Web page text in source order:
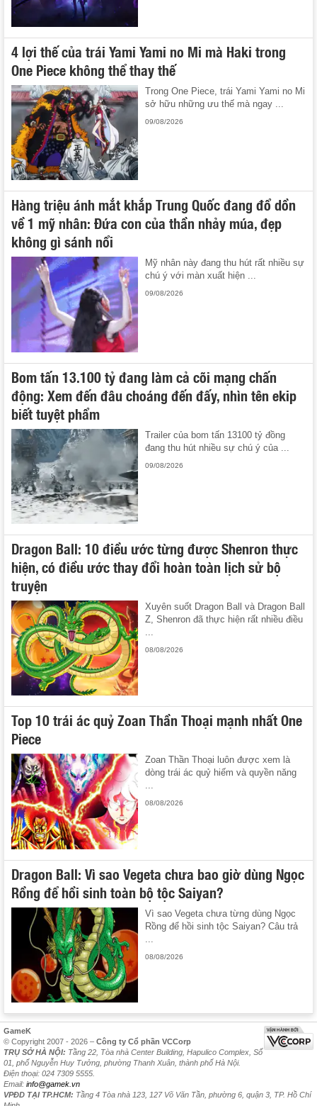
4 lợi thế của trái Yami Yami no Mi mà Haki trong
One Piece không thể thay thế
Trong One Piece, trái Yami Yami no Mi
sở hữu những ưu thế mà ngay ...
09/08/2026
Hàng triệu ánh mắt khắp Trung Quốc đang đổ dồn
về 1 mỹ nhân: Đứa con của thần nhảy múa, đẹp
không gì sánh nổi
Mỹ nhân này đang thu hút rất nhiều sự
chú ý với màn xuất hiện ...
09/08/2026
Bom tấn 13.100 tỷ đang làm cả cõi mạng chấn
động: Xem đến đâu choáng đến đấy, nhìn tên ekip
biết tuyệt phẩm
Trailer của bom tấn 13100 tỷ đồng
đang thu hút nhiều sự chú ý của ...
09/08/2026
Dragon Ball: 10 điều ước từng được Shenron thực
hiện, có điều ước thay đổi hoàn toàn lịch sử bộ
truyện
Xuyên suốt Dragon Ball và Dragon Ball
Z, Shenron đã thực hiện rất nhiều điều
08/08/2026
Top 10 trái ác quỷ Zoan Thần Thoại mạnh nhất One
Piece
Zoan Thần Thoại luôn được xem là
dòng trái ác quỷ hiếm và quyền năng
...
08/08/2026
Dragon Ball: Vì sao Vegeta chưa bao giờ dùng Ngọc
Rồng để hồi sinh toàn bộ tộc Saiyan?
Vì sao Vegeta chưa từng dùng Ngọc
Rồng để hồi sinh tộc Saiyan? Câu trả
08/08/2026
GameK
© Copyright 2007 - 2026 – Công ty Cổ phần VCCorp
TRỤ SỞ HÀ NỘI: Tầng 22, Tòa nhà Center Building, Hapulico Complex, Số
01, phố Nguyễn Huy Tưởng, phường Thanh Xuân, thành phố Hà Nội.
Điện thoại: 024 7309 5555.
Email: info@gamek.vn
VPĐD TẠI TP.HCM: Tầng 4 Tòa nhà 123, 127 Võ Văn Tần, phường 6, quận 3, TP. Hồ Chí